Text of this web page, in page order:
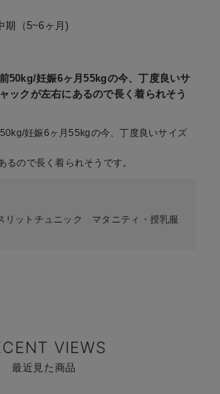
期（5~6ヶ月)
50kg/妊娠6ヶ月55kgの今、丁度良いサ
ックが左右にあるので長く着られそう
妊娠6ヶ月55kgの今、丁度良いサイズ
るので長く着られそうです。
リットチュニック マタニティ・授乳服
VIEWS
最近見た商品